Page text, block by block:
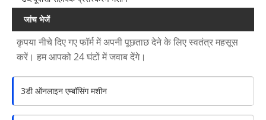
जांच भेजें
कृपया नीचे दिए गए फॉर्म में अपनी पूछताछ देने के लिए स्वतंत्र महसूस
करें। हम आपको 24 घंटों में जवाब देंगे।